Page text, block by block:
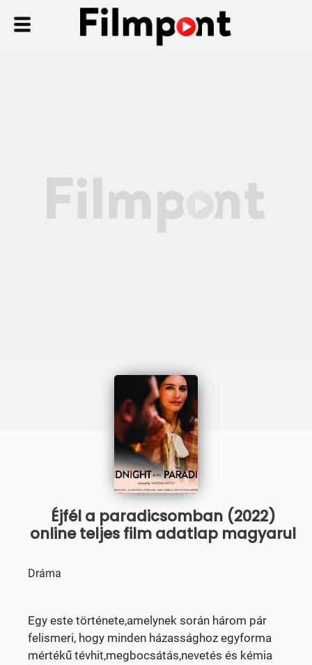
Éjfél a paradicsomban (2022)
online teljes film adatlap magyarul
Dráma
Egy este története,amelynek során három pár
felismeri, hogy minden házassághoz egyforma
mértékű tévhit,megbocsátás,nevetés és kémia